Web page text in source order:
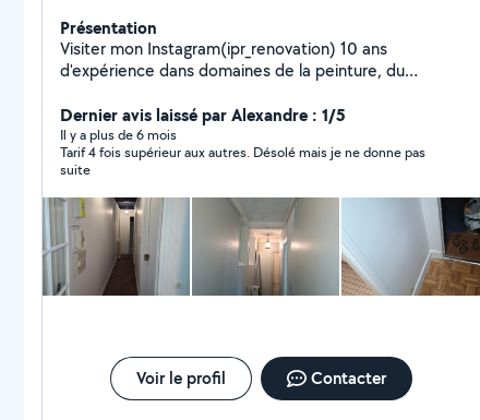
Présentation
Visiter mon Instagram(ipr_renovation) 10 ans
d'expérience dans domaines de la peinture, du
services professionnels de haute qualité, adaptés aussi
bien aux particuliers qu'aux entreprises. Mon expertise
me permet de réaliser des travaux de rénovation, de
décoration intérieure et extérieure, tout en
garantissant des finitions impeccables et durables. Mon
savoir-faire couvre une large gamme de prestations,
notamment: Peinture intérieure: application de
peinture sur murs, plafonds, avec un souci constant du
détail et des finitions lisses. Revêtement mural et sol:
espaces. Travaux de plâtrerie: préparation des
surfaces, pose de plâtre, réalisation de cloisons et
faux-plafonds, réfection de murs endommagés
Dernier avis laissé par Alexandre : 1/5
Il y a plus de 6 mois
Tarif 4 fois supérieur aux autres. Désolé mais je ne donne pas
suite
Voir le profil Contacter